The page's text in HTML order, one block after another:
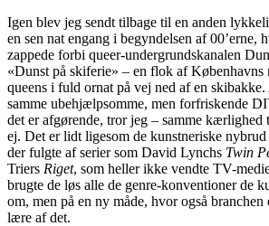
Igen blev jeg sendt tilbage til en anden
en sen nat engang i begyndelsen af 00’erne,
zappede forbi queer-undergrundskanalen
«Dunst på skiferie» – en flok af Københavns
queens i fuld ornat på vej ned af en skibakke.
samme ubehjælpsomme, men forfriskende
det er afgørende, tror jeg – samme
ej. Det er lidt ligesom de kunstneriske
der fulgte af serier som David Lynchs Twin
Triers Riget, som heller ikke vendte TV-
brugte de løs alle de genre-konventioner de
om, men på en ny måde, hvor også
lære af det.